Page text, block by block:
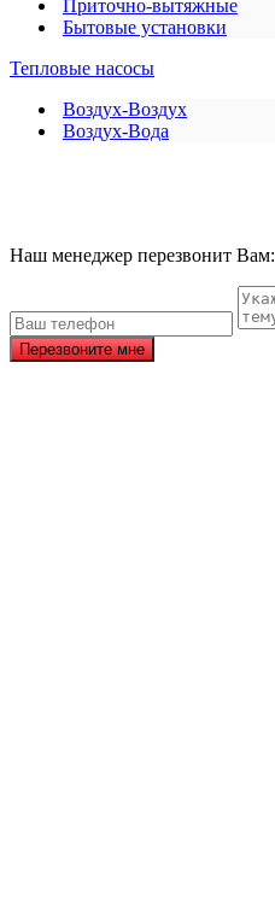
Приточно-вытяжные
Бытовые установки
Тепловые насосы
Воздух-Воздух
Воздух-Вода
Наш менеджер перезвонит Вам:
Перезвоните мне